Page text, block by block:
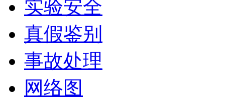
实验安全
真假鉴别
事故处理
网络图